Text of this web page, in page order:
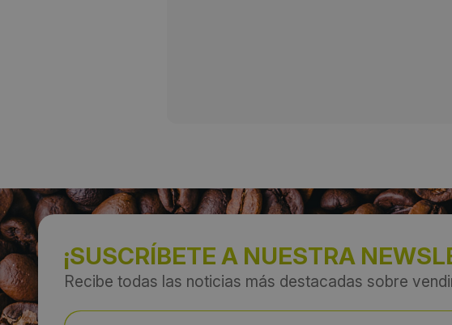
¡SUSCRÍBETE A NUESTRA
Recibe todas las noticias más destacadas sobre